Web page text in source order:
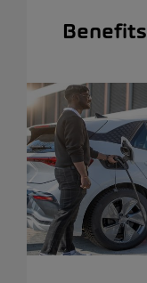
Benefits